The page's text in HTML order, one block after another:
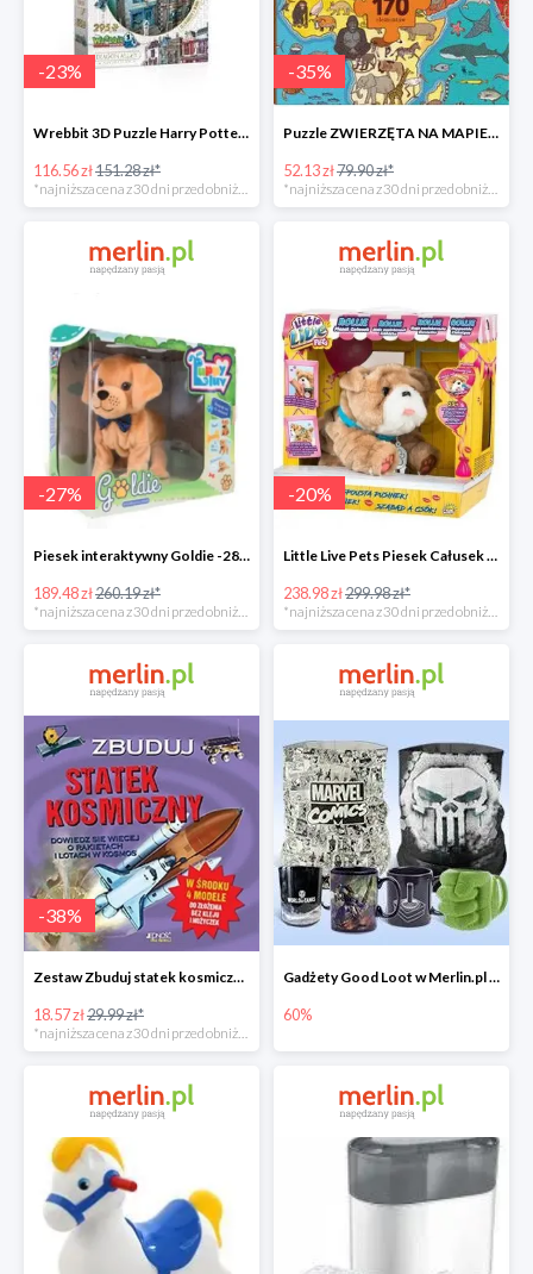
-23%
Wrebbit 3D Puzzle Harry Potter Ollivander's Wand Shop -23%
116.56 zł151.28 zł*
*najniższa cena z 30 dni przed obniżką
-35%
Puzzle ZWIERZĘTA NA MAPIE -35%
52.13 zł79.90 zł*
*najniższa cena z 30 dni przed obniżką
-27%
Piesek interaktywny Goldie -28%
189.48 zł260.19 zł*
-20%
Little Live Pets Piesek Całusek Rollie -21%
238.98 zł299.98 zł*
-38%
Zestaw Zbuduj statek kosmiczny do -39%
18.57 zł29.99 zł*
*najniższa cena z 30 dni przed obniżką
Gadżety Good Loot w Merlin.pl do -60%
60%